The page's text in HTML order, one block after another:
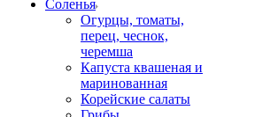
Соленья
Огурцы, томаты,
перец, чеснок,
черемша
Капуста квашеная и
маринованная
Корейские салаты